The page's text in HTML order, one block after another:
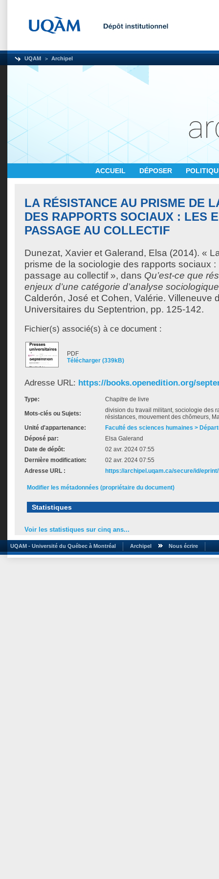
UQAM Archipel
ACCUEIL DÉPOSER
LA RÉSISTANCE AU PRISME DE
DES RAPPORTS SOCIAUX : LES
PASSAGE AU COLLECTIF
Dunezat, Xavier et Galerand, Elsa (2014). «
prisme de la sociologie des rapports sociaux
passage au collectif », dans Qu’est-ce que
enjeux d’une catégorie d’analyse sociologique
Calderón, José et Cohen, Valérie. Villeneuve
Universitaires du Septentrion, pp. 125-142.
Fichier(s) associé(s) à ce document :
PDF
Télécharger (339kB)
Adresse URL: https://books.openedition.org/
Type: Chapitre de livre
Mots-clés ou Sujets:
division du travail militant, sociologie des
résistances, mouvement des chômeurs,
Unité d'appartenance:
Faculté des sciences humaines >
Déposé par:
Elsa Galerand
Date de dépôt:
02 avr. 2024 07:55
Dernière modification:
02 avr. 2024 07:55
Adresse URL :
https://archipel.uqam.ca/secure/id/
Modifier les métadonnées (propriétaire du document)
Statistiques
Voir les statistiques sur cinq ans...
UQAM - Université du Québec à Montréal Archipel Nous écrire